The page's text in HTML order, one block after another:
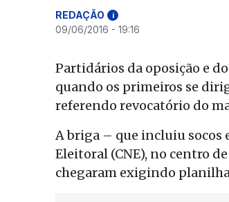
REDAÇÃO i
09/06/2016 - 19:16
Partidários da oposição e
quando os primeiros se
referendo revocatório do
A briga – que incluiu socos
Eleitoral (CNE), no centro
chegaram exigindo